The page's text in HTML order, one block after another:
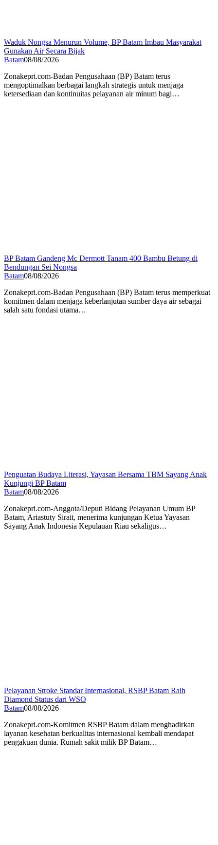
Waduk Nongsa Menurun Volume, BP Batam Imbau Masyarakat
Gunakan Air Secara Bijak
Batam08/08/2026
Zonakepri.com-Badan Pengusahaan (BP) Batam terus
mengoptimalkan berbagai langkah strategis untuk menjaga
ketersediaan dan kontinuitas pelayanan air minum bagi…
BP Batam Gandeng Mc Dermott Tanam 400 Bambu Betung di
Bendungan Sei Nongsa
Batam08/08/2026
Zonakepri.com-Badan Pengusahaan (BP) Batam terus memperkuat
komitmen dalam menjaga keberlanjutan sumber daya air sebagai
salah satu fondasi utama…
Penguatan Budaya Literasi, Yayasan Bersama TBM Sayang Anak
Kunjungi BP Batam
Batam08/08/2026
Zonakepri.com-Anggota/Deputi Bidang Pelayanan Umum BP
Batam, Ariastuty Sirait, menerima kunjungan Ketua Yayasan
Sayang Anak Indonesia Kepulauan Riau sekaligus…
Pelayanan Stroke Standar Internasional, RSBP Batam Raih
Diamond Status dari WSO
Batam08/08/2026
Zonakepri.com-Komitmen RSBP Batam dalam menghadirkan
layanan kesehatan berkualitas internasional kembali mendapat
pengakuan dunia. Rumah sakit milik BP Batam…